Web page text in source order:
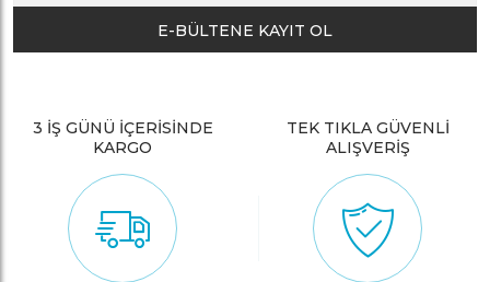
E-BÜLTENE KAYIT OL
3 İŞ GÜNÜ İÇERİSİNDE
KARGO
TEK TIKLA GÜVENLİ
ALIŞVERİŞ